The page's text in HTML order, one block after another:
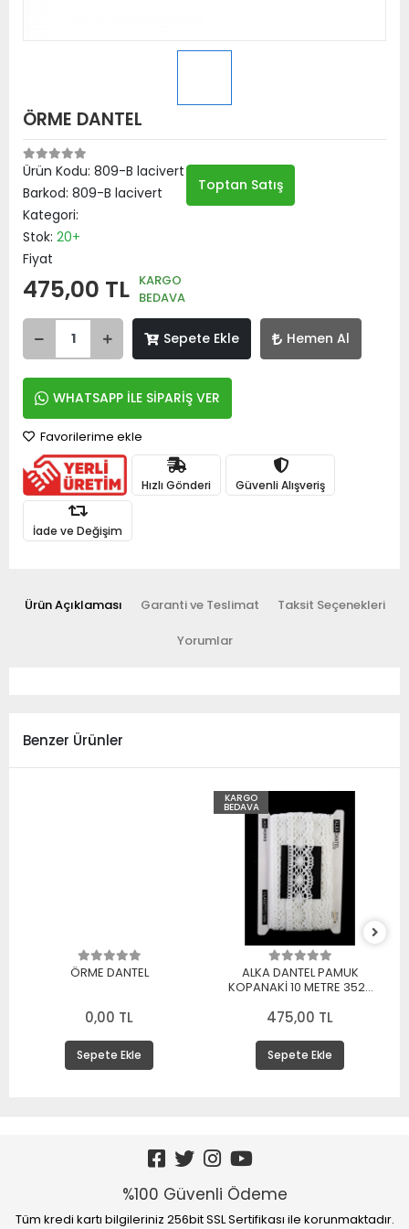
ÖRME DANTEL
Ürün Kodu: 809-B lacivert
Barkod: 809-B lacivert
Kategori:
Stok: 20+
Fiyat
475,00 TL KARGO
BEDAVA
Sepete Ekle Hemen Al
WHATSAPP İLE SİPARİŞ VER
Toptan Satış
Favorilerime ekle
Hızlı Gönderi Güvenli Alışveriş
İade ve Değişim
Ürün Açıklaması Garanti ve Teslimat Taksit Seçenekleri
Yorumlar
Benzer Ürünler
ÖRME DANTEL
0,00 TL
Sepete Ekle
KARGO
BEDAVA
ALKA DANTEL PAMUK
KOPANAKİ 10 METRE 3520
475,00 TL
Sepete Ekle
%100 Güvenli Ödeme
Tüm kredi kartı bilgileriniz 256bit SSL Sertifikası ile korunmaktadır.